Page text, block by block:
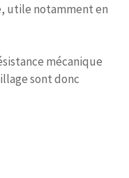
utile notamment en
mécanique
sont donc